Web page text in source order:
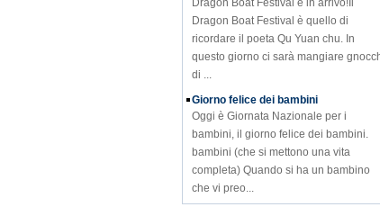
Dragon Boat Festival è quello di
ricordare il poeta Qu Yuan chu. In
questo giorno ci sarà mangiare gnocchi
di ...
Oggi è Giornata Nazionale per i
bambini, il giorno felice dei bambini.
bambini (che si mettono una vita
completa) Quando si ha un bambino
che vi preo...